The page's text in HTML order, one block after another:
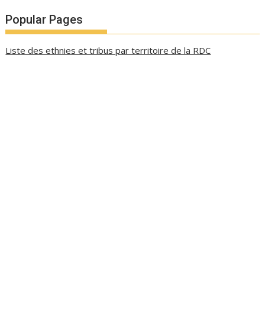
Popular Pages
Liste des ethnies et tribus par territoire de la RDC